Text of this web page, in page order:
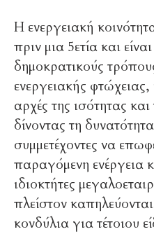
Η ενεργειακή
πριν μια 5ετία και
δημοκρατικούς
ενεργειακής
αρχές της ισότητας
δίνοντας τη
συμμετέχοντες να
παραγόμενη ενέργεια
ιδιοκτήτες
πλείστον
κονδύλια για τέτοιου